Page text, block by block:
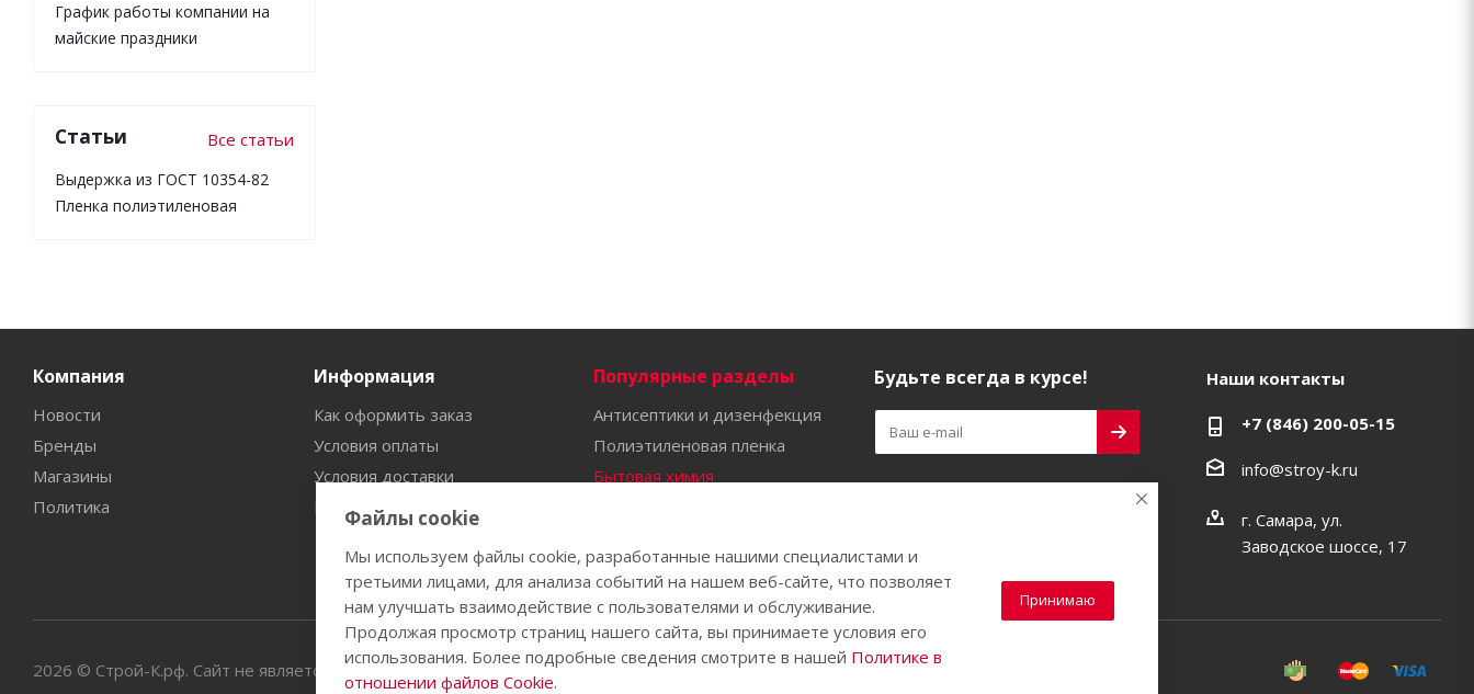
График работы компании на
майские праздники
Статьи Все статьи
Выдержка из ГОСТ 10354-82
Пленка полиэтиленовая
Компания
Новости
Бренды
Магазины
Политика
Информация
Как оформить заказ
Условия оплаты
Условия доставки
Гарантия на товар
Популярные разделы
Антисептики и дизенфекция
Полиэтиленовая пленка
Бытовая химия
Бахилы
Будьте всегда в курсе! Наши контакты
+7 (846) 200-05-15
info@stroy-k.ru
г. Самара, ул.
Заводское шоссе, 17
2026 © Строй-К.рф. Сайт не является публичной офертой.
Файлы cookie
Мы используем файлы cookie, разработанные нашими специалистами и
третьими лицами, для анализа событий на нашем веб-сайте, что позволяет
нам улучшать взаимодействие с пользователями и обслуживание.
Продолжая просмотр страниц нашего сайта, вы принимаете условия его
использования. Более подробные сведения смотрите в нашей Политике в
отношении файлов Cookie.
Принимаю